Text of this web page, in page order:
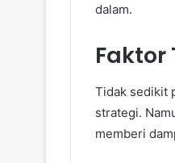
dalam.
Faktor
Tidak sedikit
strategi.
memberi